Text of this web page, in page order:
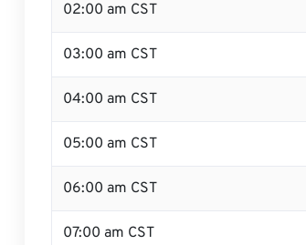
02:00 am CST
03:00 am CST
04:00 am CST
05:00 am CST
06:00 am CST
07:00 am CST